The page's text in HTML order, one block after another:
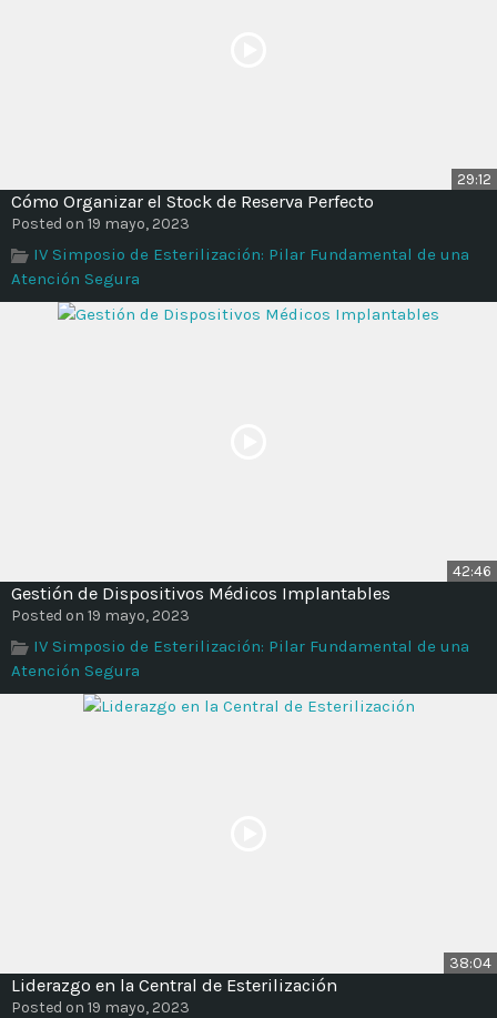
29:12
Cómo Organizar el Stock de Reserva Perfecto
Posted on 19 mayo, 2023
IV Simposio de Esterilización: Pilar Fundamental de una
Atención Segura
42:46
Gestión de Dispositivos Médicos Implantables
Posted on 19 mayo, 2023
IV Simposio de Esterilización: Pilar Fundamental de una
Atención Segura
38:04
Liderazgo en la Central de Esterilización
Posted on 19 mayo, 2023